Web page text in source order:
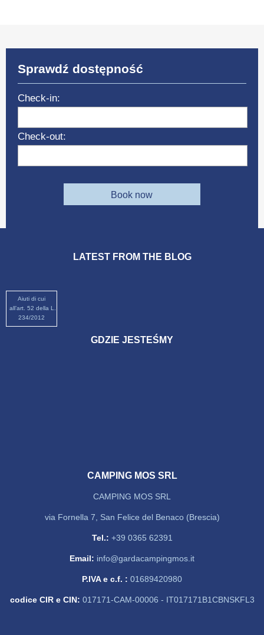
Sprawdź dostępność
Check-in:
Check-out:
Book now
LATEST FROM THE BLOG
Aiuti di cui
all’art. 52 della L.
234/2012
GDZIE JESTEŚMY
CAMPING MOS SRL
CAMPING MOS SRL
via Fornella 7, San Felice del Benaco (Brescia)
Tel.: +39 0365 62391
Email: info@gardacampingmos.it
P.IVA e c.f. : 01689420980
codice CIR e CIN: 017171-CAM-00006 - IT017171B1CBNSKFL3